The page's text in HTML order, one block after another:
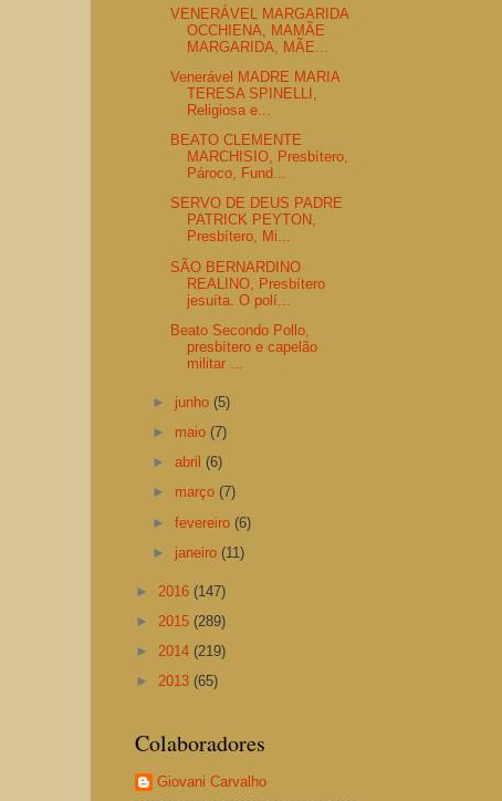
VENERÁVEL MARGARIDA
OCCHIENA, MAMÃE
MARGARIDA, MÃE...
Venerável MADRE MARIA
TERESA SPINELLI,
Religiosa e...
BEATO CLEMENTE
MARCHISIO, Presbítero,
Pároco, Fund...
SERVO DE DEUS PADRE
PATRICK PEYTON,
Presbítero, Mi...
SÃO BERNARDINO
REALINO, Presbítero
jesuíta. O polí...
Beato Secondo Pollo,
presbítero e capelão
militar ...
► junho(5)
► maio(7)
►abril(6)
► março(7)
►fevereiro(6)
► janeiro(11)
► 2016 (147)
► 2015 (289)
► 2014 (219)
► 2013 (65)
Colaboradores
Giovani Carvalho